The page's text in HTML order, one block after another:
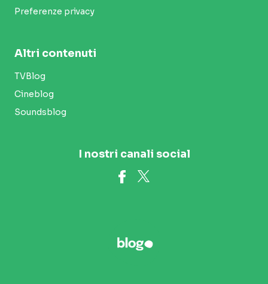
Preferenze privacy
Altri contenuti
TVBlog
Cineblog
Soundsblog
I nostri canali social